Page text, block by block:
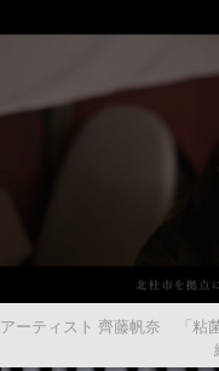
アーティスト 齊藤帆奈 「粘